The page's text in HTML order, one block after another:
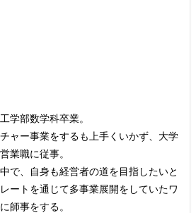
学部数学科卒業。
ャー事業をするも上手くいかず、大学
業職に従事。
で、自身も経営者の道を目指したいと
ートを通じて多事業展開をしていたワ
師事をする。